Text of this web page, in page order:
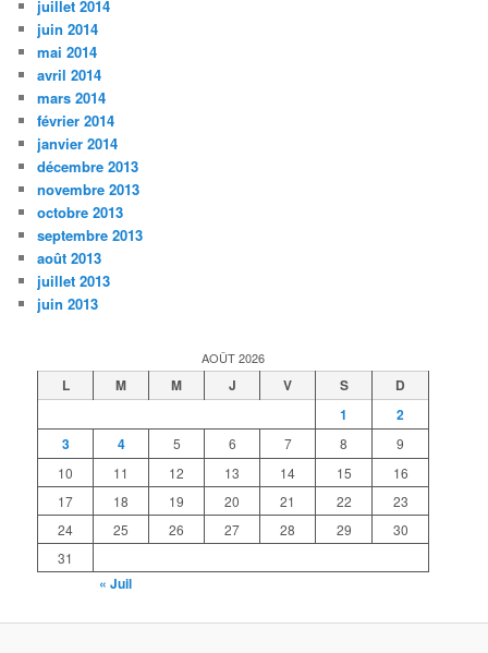
juillet 2014
juin 2014
mai 2014
avril 2014
mars 2014
février 2014
janvier 2014
décembre 2013
novembre 2013
octobre 2013
septembre 2013
août 2013
juillet 2013
juin 2013
AOÛT 2026
L M M J V S
D
1
2
3
4 5 6 7 8
9
10
11 12 13 14 15
16
17
18 19 20 21 22
23
24
25 26 27 28 29
30
31
« Juil